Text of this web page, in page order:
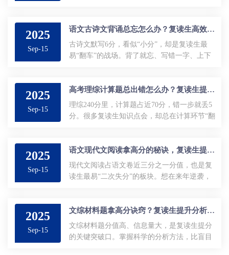
2025
Sep-15
语文古诗文背诵总忘怎么办？复读生高效记忆方法大揭秘
古诗文默写6分，看似“小分”，却是复读生最
易“翻车”的战场。背了就忘、写错一字、上下
忆。...
2025
Sep-15
高考理综计算题总出错怎么办？复读生提升计算能力的方法
理综240分里，计算题占近70分，错一步就丢5
分。很多复读生知识点会，却总在计算环节“翻
2025
Sep-15
语文现代文阅读拿高分的秘诀，复读生提升理解能力的方法？
现代文阅读占语文卷近三分之一分值，也是复
读生最易“二次失分”的板块。想在来年逆袭，
2025
Sep-15
文综材料题拿高分诀窍？复读生提升分析能力方法
文综材料题分值高、信息量大，是复读生提分
的关键突破口。掌握科学的分析方法，比盲目